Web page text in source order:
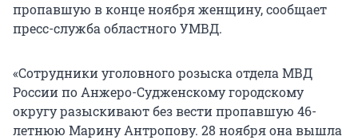
пропавшую в конце ноября женщину, сообщает
пресс-служба областного УМВД.
«Сотрудники уголовного розыска отдела МВД
России по Анжеро-Судженскому городскому
округу разыскивают без вести пропавшую 46-
летнюю Марину Антропову. 28 ноября она вышла